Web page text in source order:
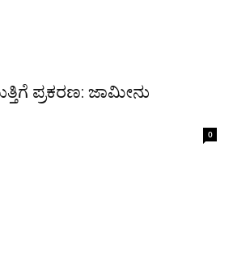
ಪ್ರಕರಣ: ಜಾಮೀನು
0